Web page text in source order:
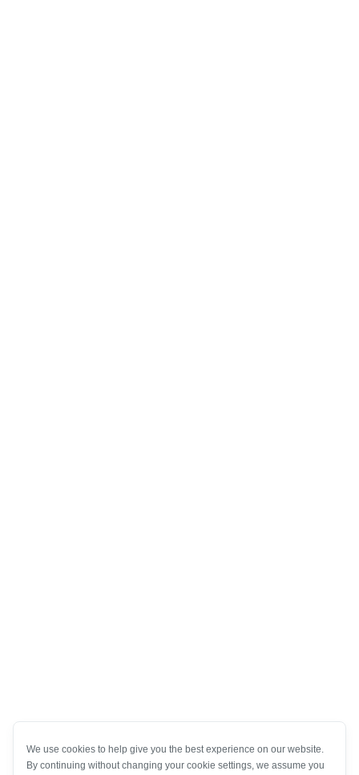
We use cookies to help give you the best experience on our website.
By continuing without changing your cookie settings, we assume you